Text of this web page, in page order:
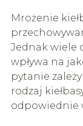
Mrożenie
Jednak wiele
wpływa na
pytanie
rodzaj
odpowiednie